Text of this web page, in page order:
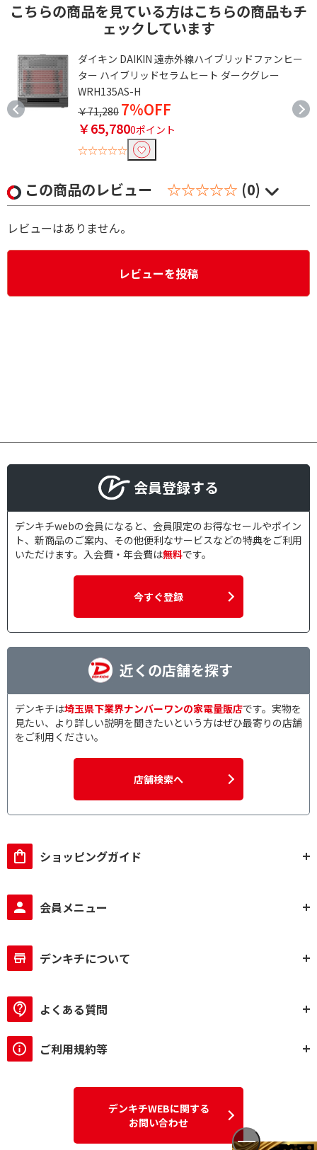
こちらの商品を見ている方はこちらの商品もチ
ェックしています
ダイキン DAIKIN 遠赤外線ハイブリッドファンヒー
ター ハイブリッドセラムヒート ダークグレー
WRH135AS-H
￥71,280 7%OFF
￥65,7800ポイント
☆☆☆☆☆
この商品のレビュー ☆☆☆☆☆ (0)
レビューはありません。
レビューを投稿
会員登録する
デンキチwebの会員になると、会員限定のお得なセールやポイン
ト、新商品のご案内、その他便利なサービスなどの特典をご利用
いただけます。入会費・年会費は無料です。
今すぐ登録
近くの店舗を探す
デンキチは埼玉県下業界ナンバーワンの家電量販店です。実物を
見たい、より詳しい説明を聞きたいという方はぜひ最寄りの店舗
をご利用ください。
店舗検索へ
ショッピングガイド
会員メニュー
デンキチについて
よくある質問
ご利用規約等
デンキチWEBに関する
お問い合わせ